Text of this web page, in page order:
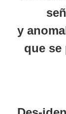
y
que se